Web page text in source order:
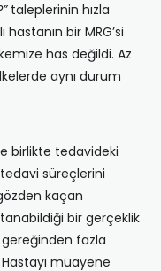
taleplerinin hızla
hastanın bir MRG’si
has değildi. Az
aynı durum
birlikte tedavideki
süreçlerini
kaçan
bir gerçeklik
fazla
muayene